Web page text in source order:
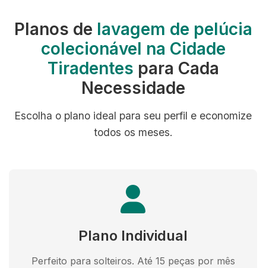
Planos de lavagem de pelúcia
colecionável na Cidade
Tiradentes para Cada
Necessidade
Escolha o plano ideal para seu perfil e economize
todos os meses.
Plano Individual
Perfeito para solteiros. Até 15 peças por mês